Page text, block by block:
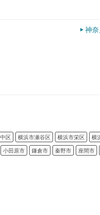
神
区 横浜市瀬谷区 横浜市栄区 横
小田原市 鎌倉市 秦野市 座間市